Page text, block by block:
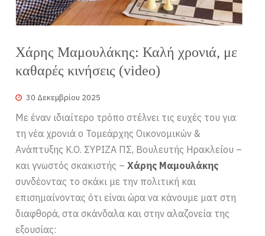
Χάρης Μαμουλάκης: Καλή χρονιά, με
καθαρές κινήσεις (video)
30 Δεκεμβρίου 2025
Με έναν ιδιαίτερο τρόπο στέλνει τις ευχές του για
τη νέα χρονιά ο Τομεάρχης Οικονομικών &
Ανάπτυξης Κ.Ο. ΣΥΡΙΖΑ ΠΣ, Βουλευτής Ηρακλείου –
και γνωστός σκακιστής –Χάρης Μαμουλάκης
συνδέοντας το σκάκι με την πολιτική και
επισημαίνοντας ότι είναι ώρα να κάνουμε ματ στη
διαφθορά, στα σκάνδαλα και στην αλαζονεία της
εξουσίας: